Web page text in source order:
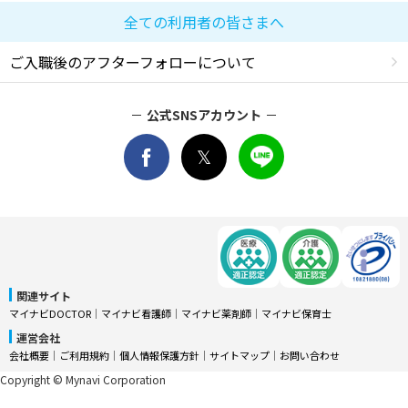
全ての利用者の皆さまへ
ご入職後のアフターフォローについて
公式SNSアカウント
関連サイト
マイナビDOCTOR │ マイナビ看護師 │ マイナビ薬剤師 │ マイナビ保育士
運営会社
会社概要 │ ご利用規約 │ 個人情報保護方針 │ サイトマップ │ お問い合わせ
Copyright © Mynavi Corporation